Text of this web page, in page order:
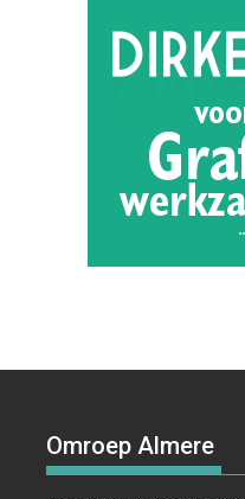
Omroep Almere